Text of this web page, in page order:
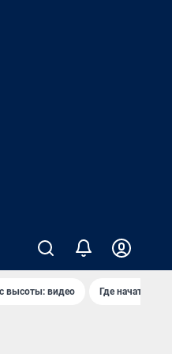
высоты: видео Где начать